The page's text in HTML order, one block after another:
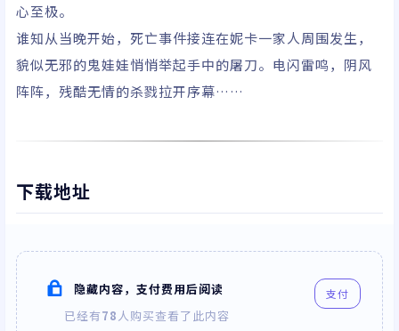
心至极。
谁知从当晚开始，死亡事件接连在妮卡一家人周围发生，
貌似无邪的鬼娃娃悄悄举起手中的屠刀。电闪雷鸣，阴风
阵阵，残酷无情的杀戮拉开序幕……
下载地址
隐藏内容，支付费用后阅读
已经有78人购买查看了此内容
支付